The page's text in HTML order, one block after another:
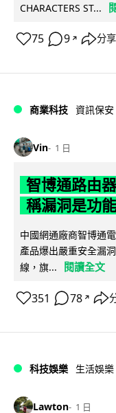
CHARACTERS ST...
75 9 ↗ 分享
商業科技 資訊保安
Vin 1 日
智博通路由
稱漏洞是功
中國網通廠商智博通
產品爆出嚴重安全漏
線，旗...
閱讀全文
351 78 ↗
科技娛樂 生活娛樂
Lawton 1 日